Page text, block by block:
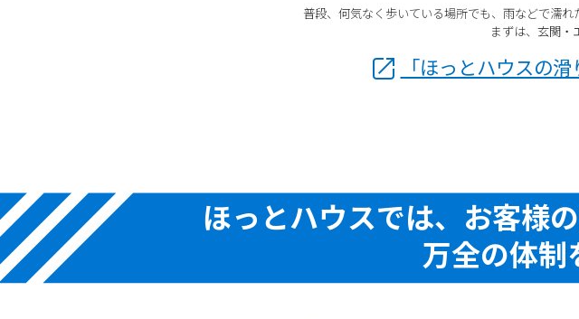
普段、何気なく歩いている場所でも、雨などで濡
まずは、玄関・
「ほっとハウスの
ほっとハウスでは、お客様
万全の体制